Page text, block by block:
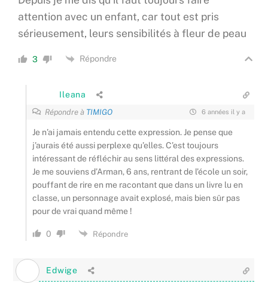
attention avec un enfant, car tout est pris
sérieusement, leurs sensibilités à fleur de peau
3 Répondre
Ileana
Répondre à TIMIGO 6 années il y a
Je n’ai jamais entendu cette expression. Je pense que
j’aurais été aussi perplexe qu’elles. C’est toujours
intéressant de réfléchir au sens littéral des expressions.
Je me souviens d’Arman, 6 ans, rentrant de l’école un soir,
pouffant de rire en me racontant que dans un livre lu en
classe, un personnage avait explosé, mais bien sûr pas
pour de vrai quand même !
0 Répondre
Edwige